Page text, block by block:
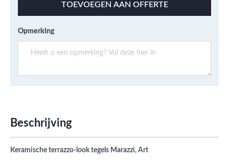
TOEVOEGEN AAN OFFERTE
Opmerking
Beschrijving
Keramische terrazzo-look tegels Marazzi, Art